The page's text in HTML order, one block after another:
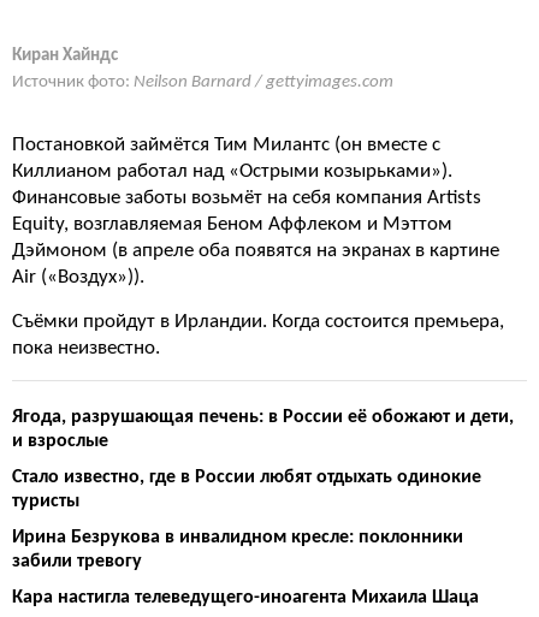
Киран Хайндс
Источник фото: Neilson Barnard / gettyimages.com
Постановкой займётся Тим Милантс (он вместе с
Киллианом работал над «Острыми козырьками»).
Финансовые заботы возьмёт на себя компания Artists
Equity, возглавляемая Беном Аффлеком и Мэттом
Дэймоном (в апреле оба появятся на экранах в картине
Air («Воздух»)).
Съёмки пройдут в Ирландии. Когда состоится премьера,
пока неизвестно.
Ягода, разрушающая печень: в России её обожают и дети,
и взрослые
Стало известно, где в России любят отдыхать одинокие
туристы
Ирина Безрукова в инвалидном кресле: поклонники
забили тревогу
Кара настигла телеведущего-иноагента Михаила Шаца